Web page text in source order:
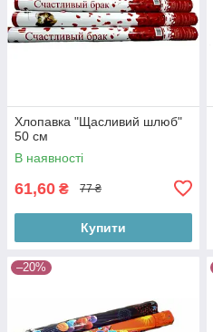
Хлопавка "Щасливий шлюб"
50 см
В наявності
61,60 ₴ 77 ₴
Купити
–20%